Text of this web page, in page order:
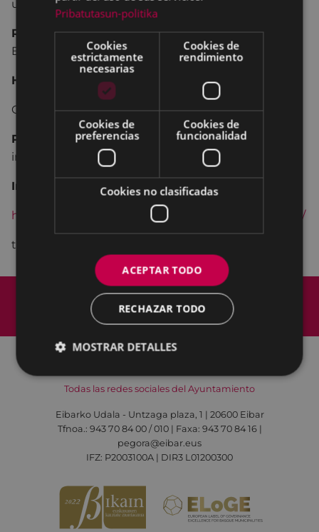
una propuesta de ejercicios terapéuticos.
Recorrido:Poli. Orbea – Azitain – Maltzaga –
Bidegorri Eibar-Elgoibar – Poli. Orbea (6 km).
Hora de salida:10:00 en el Polideportivo Orbea.
Grupo mínimo 6 personas y máximo 30.
Plazo de inscripción:Hasta el 14 de septiembre
inclusive.
Inscripción:
https://formularioak.eibar.eus/es/mea2022jarduerak/
tel. 943 70 84 08
Mapa del Sitio
Aviso legal
Política de cookies
Contacto
Accesibilidad
Todas las redes sociales del Ayuntamiento
Eibarko Udala - Untzaga plaza, 1 | 20600 Eibar
Tfnoa.: 943 70 84 00 / 010 | Faxa: 943 70 84 16 |
pegora@eibar.eus
IFZ: P2003100A | DIR3 L01200300
Pribatutasun-politika
Cookies
estrictamente
necesarias
Cookies de
rendimiento
Cookies de
preferencias
Cookies de
funcionalidad
Cookies no clasificadas
ACEPTAR TODO
RECHAZAR TODO
MOSTRAR DETALLES